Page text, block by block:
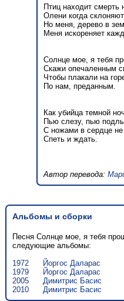
Птиц находит смерть
Олени когда
Но меня, дерево в
Меня искореняет
Солнце мое, я тебя
Скажи опечаленным
Чтобы плакали на
По нам, преданным.
Как убийца темной
Пью слезу, пью
С ножами в сердце не
Спеть и ждать.
Автор перевода:
Альбомы и сборки
Песня Солнце мое, я тебя
следующие альбомы:
1972
Йоргос Даларас
1979
Йоргос Даларас
2005
Димитрис Басис
2010
Димитрис Басис